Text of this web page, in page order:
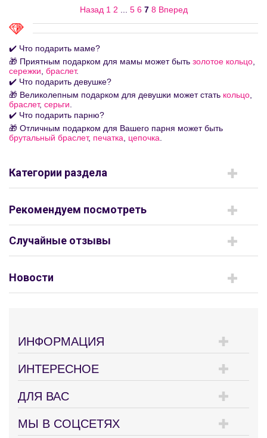
Назад 1 2 5 6 7 8 Вперед
✔️ Что подарить маме?
🎁 Приятным подарком для мамы может быть золотое кольцо
сережки браслет.
✔️ Что подарить девушке?
🎁 Великолепным подарком для девушки может стать кольцо
браслет, серьги
✔️ Что подарить парню?
🎁 Отличным подарком для Вашего парня может быть
брутальный браслет, печатка цепочка
Категории раздела
Рекомендуем посмотреть
Случайные отзывы
Новости
ИНФОРМАЦИЯ
ИНТЕРЕСНОЕ
ДЛЯ ВАС
МЫ В СОЦСЕТЯХ